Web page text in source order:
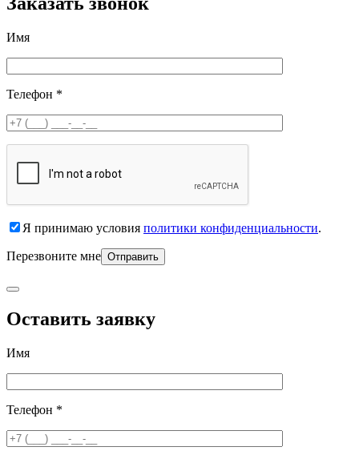
Имя
Телефон *
Я принимаю условия политики конфиденциальности.
Перезвоните мне
Оставить заявку
Имя
Телефон *